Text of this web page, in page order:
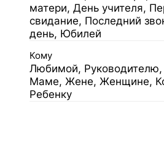
матери, День учителя,
свидание, Последний
день, Юбилей
Кому
Любимой,
Маме, Жене, Женщине,
Ребенку